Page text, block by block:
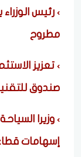
رئيس
مطروح
تعزيز
صندوق
وزيرا
إسهامات